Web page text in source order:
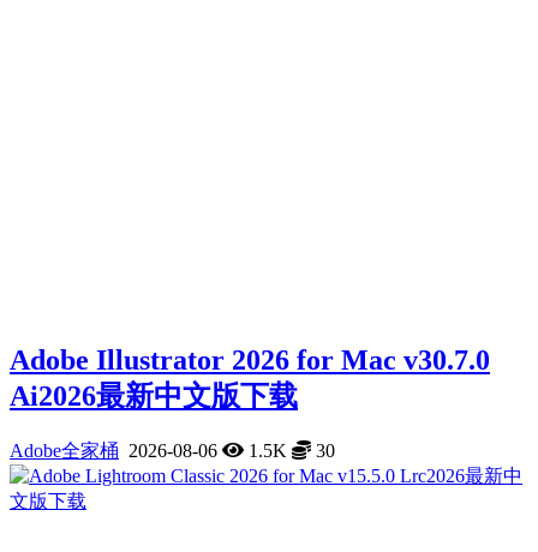
Adobe Illustrator 2026 for Mac v30.7.0
Ai2026最新中文版下载
Adobe全家桶 2026-08-06 1.5K 30